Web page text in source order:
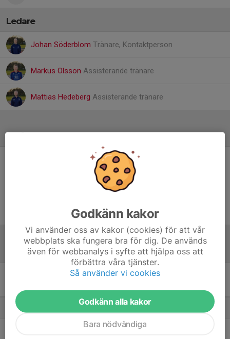
Ledare
Johan Söderblom Tränare, Kontaktperson
Markus Olsson Assisterande tränare
Mattias Hedeberg Assisterande tränare
Referat
Inget referat skrivet
Tabell
Pojkar 2009-2010(16-17 år)
Svår Grupp A
M +/-
10
Godkänn kakor
Vi använder oss av kakor (cookies) för att vår
webbplats ska fungera bra för dig. De används
även för webbanalys i syfte att hjälpa oss att
förbättra våra tjänster.
Så använder vi cookies
Godkänn alla kakor
Bara nödvändiga